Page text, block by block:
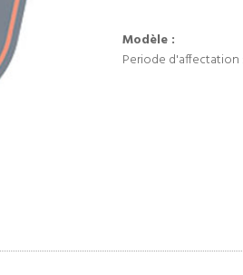
Modèle :
Periode d'affectation :